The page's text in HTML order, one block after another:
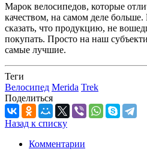
Марок велосипедов, которые
качеством, на самом деле
сказать, что продукцию, не
покупать. Просто на наш
самые лучшие.
Теги
Велосипед Merida Trek
Поделиться
Назад к списку
Комментарии